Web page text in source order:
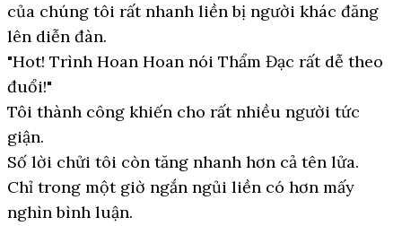
của chúng tôi rất nhanh liền bị người khác đăng
lên diễn đàn.
"Hot! Trình Hoan Hoan nói Thẩm Đạc rất dễ theo
đuổi!"
Tôi thành công khiến cho rất nhiều người tức
giận.
Số lời chửi tôi còn tăng nhanh hơn cả tên lửa.
Chỉ trong một giờ ngắn ngủi liền có hơn mấy
nghìn bình luận.